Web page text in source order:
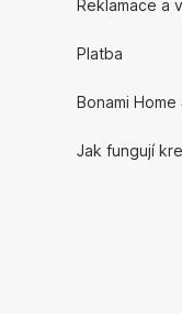
Reklamace a
Platba
Bonami Home
Jak fungují